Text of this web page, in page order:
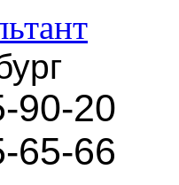
90-20
65-66